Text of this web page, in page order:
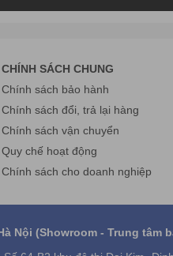
CHÍNH SÁCH CHUNG
Chính sách bảo hành
Chính sách đổi, trả lại hàng
Chính sách vận chuyển
Quy chế hoạt động
Chính sách cho doanh nghiệp
Nội (Showroom - Trung tâm